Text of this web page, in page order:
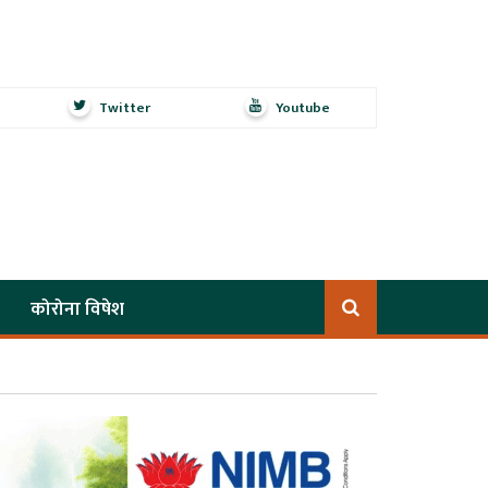
Twitter Youtube
कोरोना विषेश